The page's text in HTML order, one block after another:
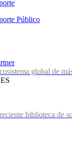
Público
global de
biblioteca de